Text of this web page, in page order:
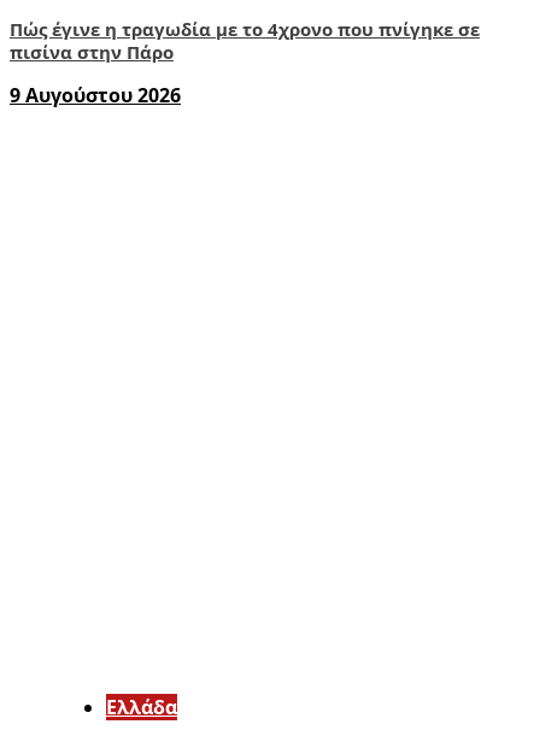
Πώς έγινε η τραγωδία με το 4χρονο που πνίγηκε σε
πισίνα στην Πάρο
9 Αυγούστου 2026
Ελλάδα